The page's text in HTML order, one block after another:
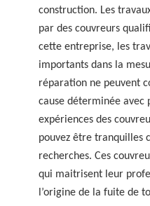
construction. Les
par des couvreurs
cette entreprise, les
importants dans la
réparation ne peuvent
cause déterminée avec
expériences des
pouvez être tranquilles
recherches. Ces
qui maitrisent leur
l’origine de la fuite de